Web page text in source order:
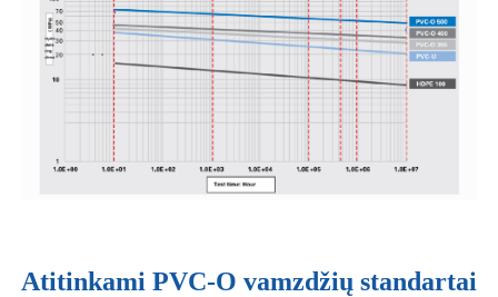
Atitinkami PVC-O vamzdžių standartai